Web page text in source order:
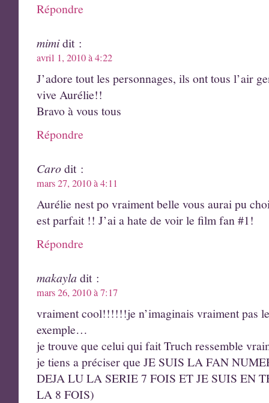
Répondre
mimidit :
avril 1, 2010 à 4:22
J’adore tout les personnages, ils ont tous l’air
vive Aurélie!!
Bravo à vous tous
Répondre
Carodit :
mars 27, 2010 à 4:11
Aurélie nest po vraiment belle vous aurai pu
est parfait !! J’ai a hate de voir le film fan #1!
Répondre
makayla dit :
mars 26, 2010 à 7:17
vraiment cool!!!!!!je n’imaginais vraiment pas
exemple…
je trouve que celui qui fait Truch ressemble
je tiens a préciser que JE SUIS LA FAN
DEJA LU LA SERIE 7 FOIS ET JE SUIS EN
LA 8 FOIS)